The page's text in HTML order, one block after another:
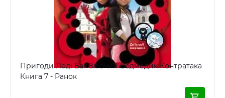
Пригоди Леді Баг Злючий Ведмедик Контратака
Книга 7 - Ранок